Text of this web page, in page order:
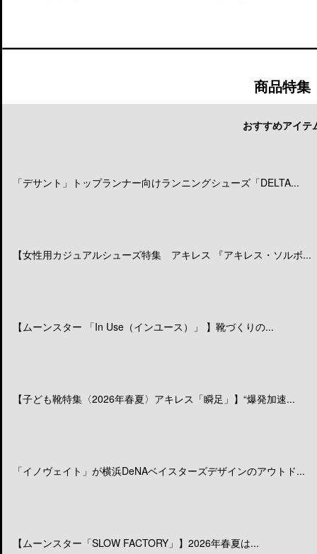
商品特集
おすすめアイテ
「デサント」トップランナー向けランニングシューズ「DELTA...
【女性用カジュアルシューズ特集 アキレス 『アキレス・ソルボ...
【ムーンスター 「In Use（インユース）」 】靴づくりの...
【子ども靴特集〈2026年春夏〉アキレス「瞬足」】“爆発加速...
「イノヴェイト」が横浜DeNAベイスターズデザインのアウトド...
【ムーンスター「SLOW FACTORY」】2026年春夏は...